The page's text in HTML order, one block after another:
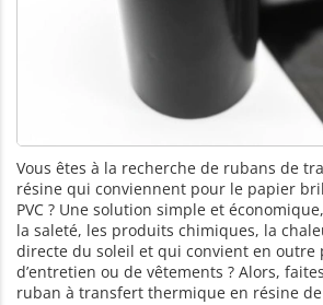
Vous êtes à la recherche de rubans de
résine qui conviennent pour le papier
PVC ? Une solution simple et
la saleté, les produits chimiques, la
directe du soleil et qui convient en outre
d’entretien ou de vêtements ? Alors,
ruban à transfert thermique en résine